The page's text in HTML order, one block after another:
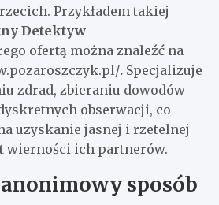
Przykładem takiej
Detektyw
ofertą można znaleźć na
. Specjalizuje
zdrad, zbieraniu dowodów
obserwacji, co
uzyskanie jasnej i rzetelnej
wierności ich partnerów.
sposób